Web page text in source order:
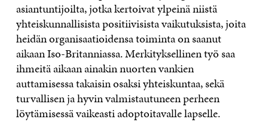
asiantuntijoilta, jotka kertoivat ylpeinä niistä
yhteiskunnallisista positiivisista vaikutuksista, joita
heidän organisaatioidensa toiminta on saanut
aikaan Iso-Britanniassa. Merkityksellinen työ saa
ihmeitä aikaan ainakin nuorten vankien
auttamisessa takaisin osaksi yhteiskuntaa, sekä
turvallisen ja hyvin valmistautuneen perheen
löytämisessä vaikeasti adoptoitavalle lapselle.